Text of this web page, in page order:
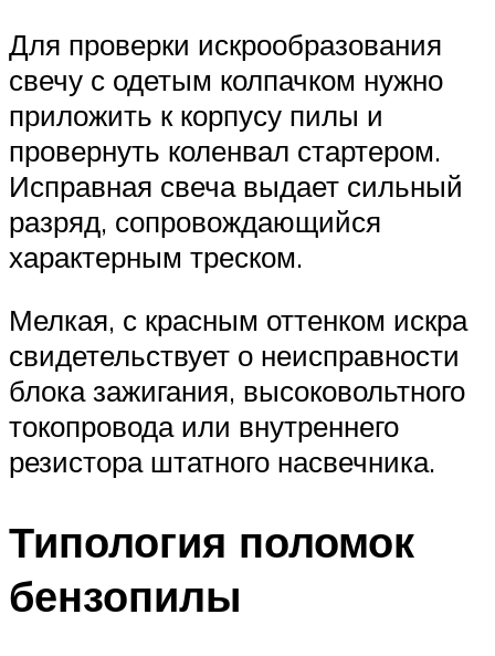
Для проверки искрообразования
свечу с одетым колпачком нужно
приложить к корпусу пилы и
провернуть коленвал стартером.
Исправная свеча выдает сильный
разряд, сопровождающийся
характерным треском.
Мелкая, с красным оттенком искра
свидетельствует о неисправности
блока зажигания, высоковольтного
токопровода или внутреннего
резистора штатного насвечника.
Типология поломок
бензопилы